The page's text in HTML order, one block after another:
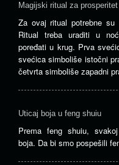
Magijski ritual za prosperitet
Za ovaj ritual potrebne
Ritual treba uraditi u
poređati u krug. Prva
svećica simboliše istočni
četvrta simboliše zapadni
Uticaj boja u feng shuiu
Prema feng shuiu,
boja. Da bi smo pospešili